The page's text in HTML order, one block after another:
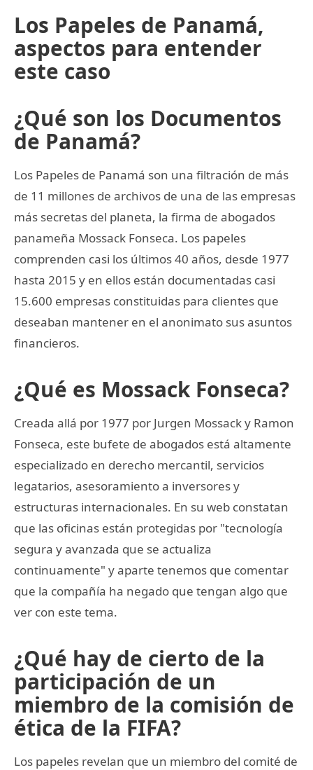
Los Papeles de Panamá,
aspectos para entender
este caso
¿Qué son los Documentos
de Panamá?
Los Papeles de Panamá son una filtración de más
de 11 millones de archivos de una de las empresas
más secretas del planeta, la firma de abogados
panameña Mossack Fonseca. Los papeles
comprenden casi los últimos 40 años, desde 1977
hasta 2015 y en ellos están documentadas casi
15.600 empresas constituidas para clientes que
deseaban mantener en el anonimato sus asuntos
financieros.
¿Qué es Mossack Fonseca?
Creada allá por 1977 por Jurgen Mossack y Ramon
Fonseca, este bufete de abogados está altamente
especializado en derecho mercantil, servicios
legatarios, asesoramiento a inversores y
estructuras internacionales. En su web constatan
que las oficinas están protegidas por "tecnología
segura y avanzada que se actualiza
continuamente" y aparte tenemos que comentar
que la compañía ha negado que tengan algo que
ver con este tema.
¿Qué hay de cierto de la
participación de un
miembro de la comisión de
ética de la FIFA?
Los papeles revelan que un miembro del comité de